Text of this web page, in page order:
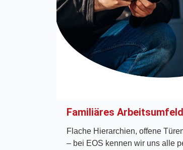
Familiäres
Flache Hierarchien, offene
– bei EOS kennen wir uns alle